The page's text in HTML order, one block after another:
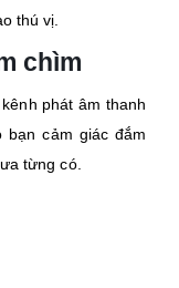
thú vị.
chìm
phát âm thanh
bạn cảm giác đắm
từng có.